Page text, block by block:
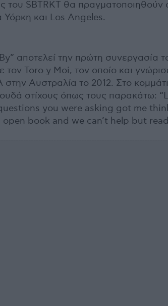
του SBTRKT θα πραγματοποιηθούν
Υόρκη και Los Angeles.
αποτελεί την πρώτη συνεργασία
τον Toro y Moi, τον οποίο και
στην Αυστραλία το 2012. Στο κομμάτι
στίχους όπως τους παρακάτω:
you were asking got me
book and we can’t help but